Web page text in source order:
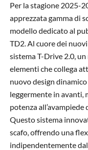
Per la stagione 2025-
apprezzata gamma di
modello dedicato al
TD2. Al cuore dei
sistema T-Drive 2.0,
elementi che collega
nuovo design
leggermente in avanti,
potenza
Questo sistema
scafo, offrendo una
indipendentemente